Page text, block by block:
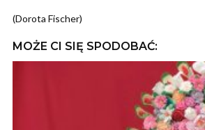
(Dorota Fischer)
MOŻE CI SIĘ SPODOBAĆ: